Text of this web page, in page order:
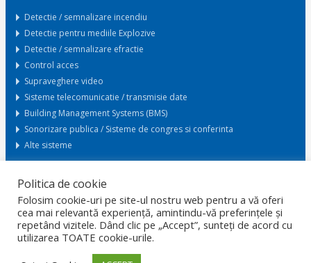
Detectie / semnalizare incendiu
Detectie pentru mediile Explozive
Detectie / semnalizare efractie
Control acces
Supraveghere video
Sisteme telecomunicatie / transmisie date
Building Management Systems (BMS)
Sonorizare publica / Sisteme de congres si conferinta
Alte sisteme
ACASA GDPR PROTECTIA DATELOR
CARIERE
CONFIDENTIALITATE
CERTIFICARI
SOLUTII LA CHEIE
Politica de cookie
Folosim cookie-uri pe site-ul nostru web pentru a vă oferi
cea mai relevantă experiență, amintindu-vă preferințele și
repetând vizitele. Dând clic pe „Accept”, sunteți de acord cu
utilizarea TOATE cookie-urile.